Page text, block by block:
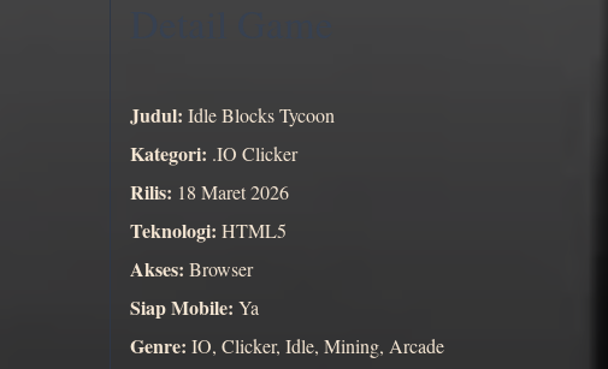
Judul: Idle Blocks Tycoon
Kategori: .IO Clicker
Rilis: 18 Maret 2026
Teknologi: HTML5
Akses: Browser
Siap Mobile: Ya
Genre: IO, Clicker, Idle, Mining, Arcade